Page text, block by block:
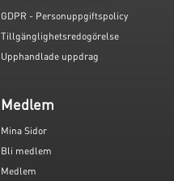
GDPR - Personuppgiftspolicy
Tillgänglighetsredogörelse
Upphandlade uppdrag
Medlem
Mina Sidor
Bli medlem
Medlem